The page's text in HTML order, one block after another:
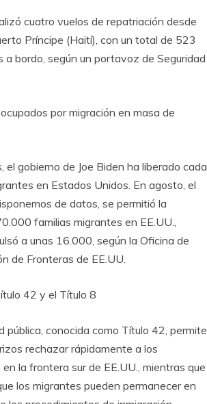
cuatro vuelos de repatriación desde
Príncipe (Haití), con un total de 523
a bordo, según un portavoz de Seguridad
por migración en masa de
el gobierno de Joe Biden ha liberado cada
en Estados Unidos. En agosto, el
de datos, se permitió la
familias migrantes en EE.UU.,
a unas 16.000, según la Oficina de
de Fronteras de EE.UU.
42 y el Título 8
pública, conocida como Título 42, permite
rechazar rápidamente a los
la frontera sur de EE.UU., mientras que
los migrantes pueden permanecer en